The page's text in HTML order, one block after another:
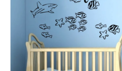
hvězdiček.